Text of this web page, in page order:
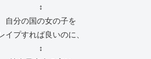
↕️
自分の国の女の子を
イプすれば良いのに、
↕️